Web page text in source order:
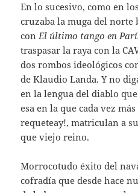
En lo sucesivo, como en
cruzaba la muga del norte
conEl último tango en
traspasar la raya con la
dos rombos ideológicos
de Klaudio Landa. Y no
en la lengua del diablo
esa en la que cada vez
requeteay!, matriculan a
que viejo reino.
Morrocotudo éxito del
cofradía que desde hace